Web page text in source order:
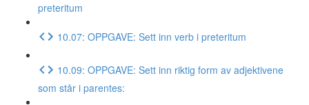
preteritum
10.07: OPPGAVE: Sett inn verb i preteritum
10.09: OPPGAVE: Sett inn riktig form av adjektivene
som står i parentes: